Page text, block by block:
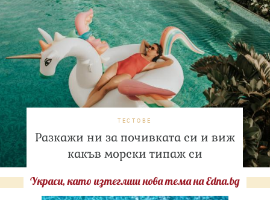
ТЕСТОВЕ
Разкажи ни за почивката си и виж
какъв морски типаж си
Украси, като изтеглиш нова тема на Edna.bg